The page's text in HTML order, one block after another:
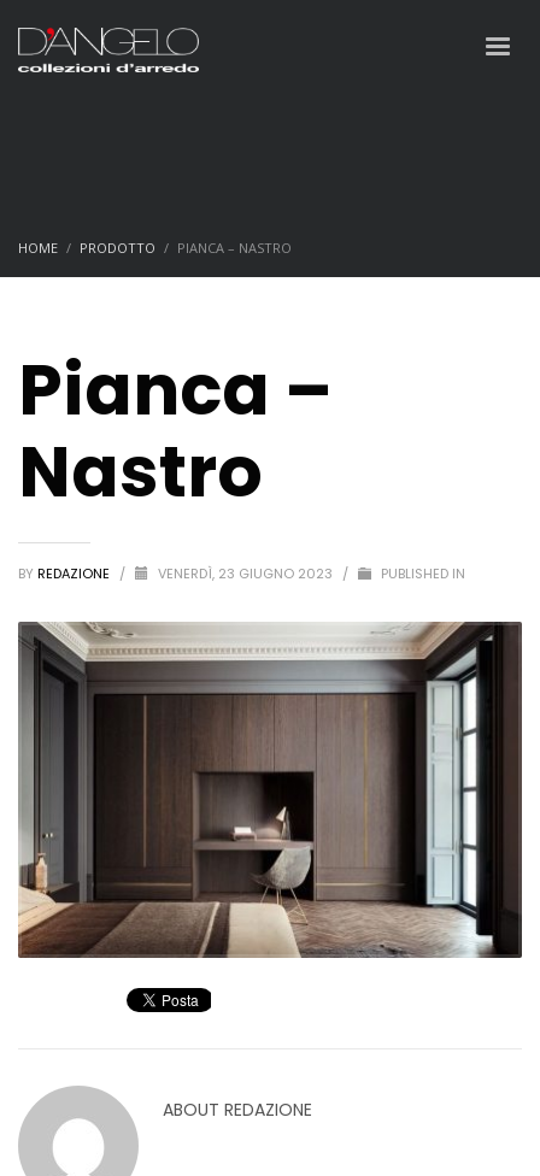
HOME PRODOTTO PIANCA – NASTRO
Pianca –
Nastro
BY REDAZIONE / VENERDÌ, 23 GIUGNO 2023 / PUBLISHED IN
ABOUT REDAZIONE